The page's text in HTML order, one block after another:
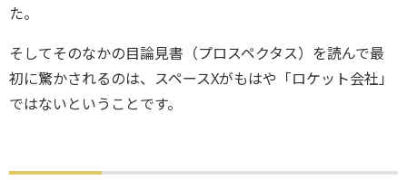
た。
そしてそのなかの目論見書（プロスペクタス）を読んで最
初に驚かされるのは、スペースXがもはや「ロケット会社」
ではないということです。